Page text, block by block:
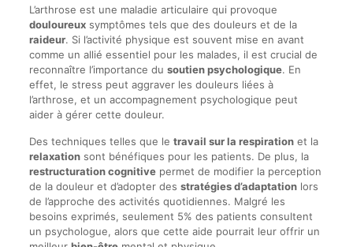
L’arthrose est une maladie articulaire qui provoque
douloureuxsymptômes tels que des douleurs et de la
raideur. Si l’activité physique est souvent mise en avant
comme un allié essentiel pour les malades, il est crucial de
reconnaître l’importance du soutien psychologique. En
effet, le stress peut aggraver les douleurs liées à
l’arthrose, et un accompagnement psychologique peut
aider à gérer cette douleur.
Des techniques telles que le travail sur la respirationet la
relaxationsont bénéfiques pour les patients. De plus, la
restructuration cognitivepermet de modifier la perception
de la douleur et d’adopter des stratégies d’adaptationlors
de l’approche des activités quotidiennes. Malgré les
besoins exprimés, seulement 5% des patients consultent
un psychologue, alors que cette aide pourrait leur offrir un